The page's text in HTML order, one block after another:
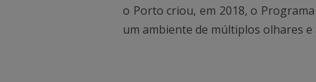
o Porto criou, em 2018, o
um ambiente de múltiplos olhares